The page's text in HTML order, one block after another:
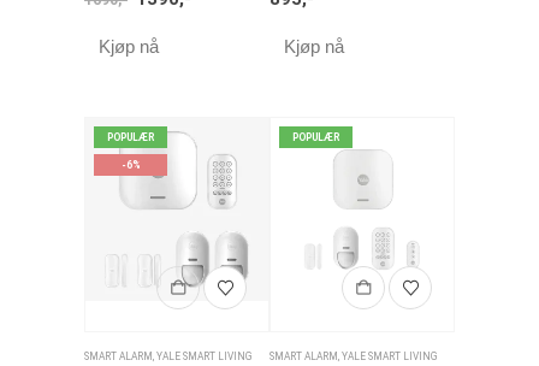
Kjøp nå Kjøp nå
POPULÆR
-6%
SMART ALARM , YALE SMART LIVING
POPULÆR
SMART ALARM , YALE SMART LIVING